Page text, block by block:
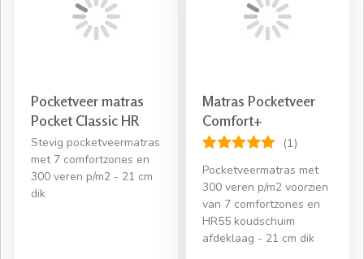
Pocketveer matras
Pocket Classic HR
Stevig pocketveermatras
met 7 comfortzones en
300 veren p/m2 - 21 cm
dik
Matras Pocketveer
Comfort+
(1)
Pocketveermatras met
300 veren p/m2 voorzien
van 7 comfortzones en
HR55 koudschuim
afdeklaag - 21 cm dik